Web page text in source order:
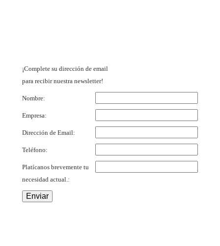
¡Complete su dirección de email
para recibir nuestra newsletter!
Nombre:
Empresa:
Dirección de Email:
Teléfono:
Platícanos brevemente tu
necesidad actual.: